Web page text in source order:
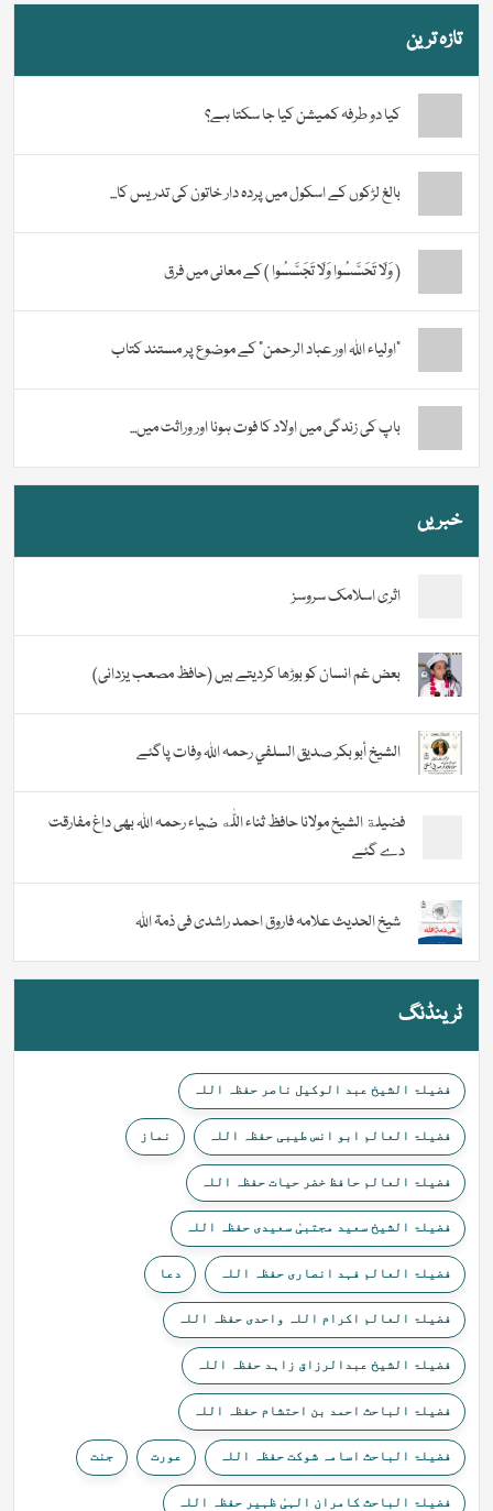
تازہ ترین
کیا دو طرفہ کمیشن کیا جا سکتا ہے؟
بالغ لڑکوں کے اسکول میں پردہ دار خاتون کی تدریس کا...
( وَلَا تَحَسَّسُوا وَلَا تَجَسَّسُوا ) کے معانی میں فرق
“اولیاء اللہ اور عباد الرحمن” کے موضوع پر مستند کتاب
باپ کی زندگی میں اولاد کا فوت ہونا اور وراثت میں...
خبریں
اثری اسلامک سروسز
بعض غم انسان کو بوڑھا کردیتے ہیں (حافظ مصعب یزدانی)
الشيخ أبو بكر صديق السلفي رحمہ اللہ وفات پاگئے
فضیلة الشيخ مولانا حافظ ثناء اللّٰه ضیاء رحمہ اللہ بھی داغ مفارقت
دے گئے
شیخ الحدیث علامہ فاروق احمد راشدی فی ذمۃ اللہ
ٹرینڈنگ
فضیلۃ الشیخ عبد الوکیل ناصر حفظہ اللہ
فضیلۃ العالم ابو انس طیبی حفظہ اللہ نماز
فضیلۃ العالم حافظ خضر حیات حفظہ اللہ
فضیلۃ الشیخ سعید مجتبیٰ سعیدی حفظہ اللہ
فضیلۃ العالم فہد انصاری حفظہ اللہ دعا
فضیلۃ العالم اکرام اللہ واحدی حفظہ اللہ
فضیلۃ الشیخ عبدالرزاق زاہد حفظہ اللہ
فضیلۃ الباحث احمد بن احتشام حفظہ اللہ
فضیلۃ الباحث اسامہ شوکت حفظہ اللہ عورت جنت
فضیلۃ الباحث کامران الہیٰ ظہیر حفظہ اللہ